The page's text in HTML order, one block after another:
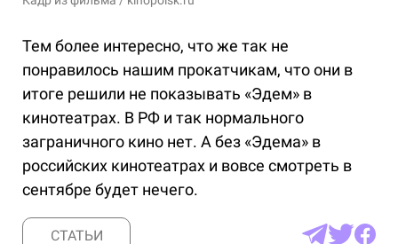
Тем более интересно, что же так не
понравилось нашим прокатчикам, что они в
итоге решили не показывать «Эдем» в
кинотеатрах. В РФ и так нормального
заграничного кино нет. А без «Эдема» в
российских кинотеатрах и вовсе смотреть в
сентябре будет нечего.
СТАТЬИ